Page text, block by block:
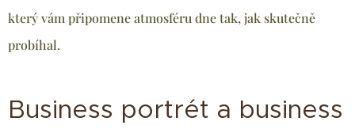
který vám připomene atmosféru dne tak, jak skutečně
probíhal.
Business portrét a business